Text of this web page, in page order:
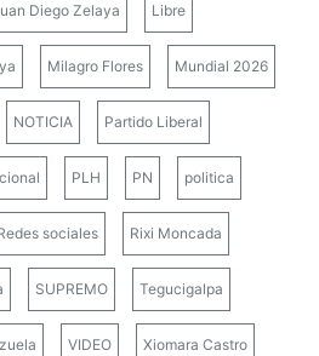
Diego Zelaya Libre
Milagro Flores Mundial 2026
NOTICIA Partido Liberal
PLH PN politica
sociales Rixi Moncada
SUPREMO Tegucigalpa
VIDEO Xiomara Castro